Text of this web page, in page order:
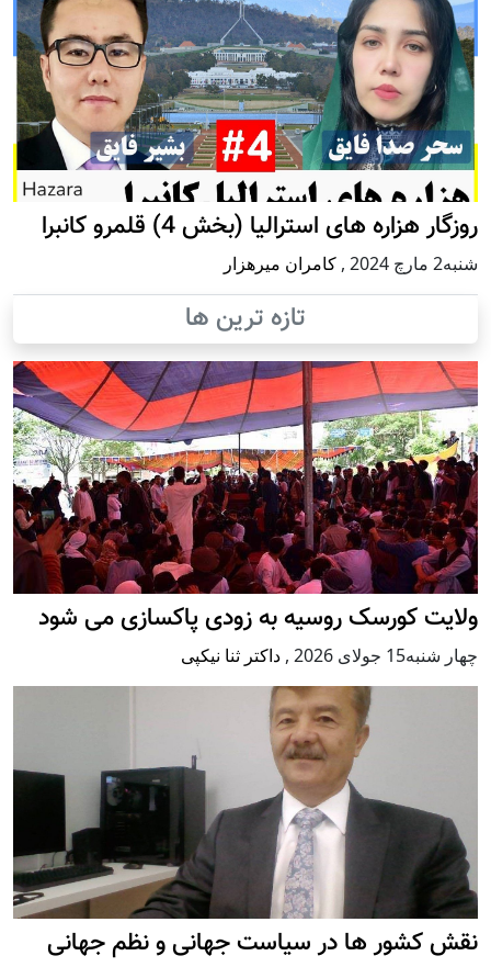
روزگار هزاره های استرالیا (بخش 4) قلمرو کانبرا
شنبه2 مارچ 2024 , کامران میرهزار
تازه ترین ها
ولایت کورسک روسیه به زودی پاکسازی می شود
چهار شنبه15 جولای 2026 , داکتر ثنا نیکپی
نقش کشور ها در سیاست جهانی و نظم جهانی